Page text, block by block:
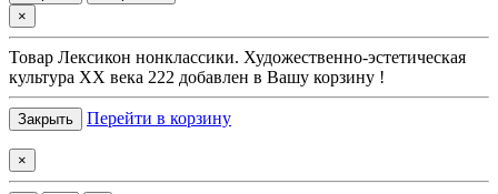
×
Товар Лексикон нонклассики. Художественно-эстетическая
культура XX века 222 добавлен в Вашу корзину !
Закрыть Перейти в корзину
×